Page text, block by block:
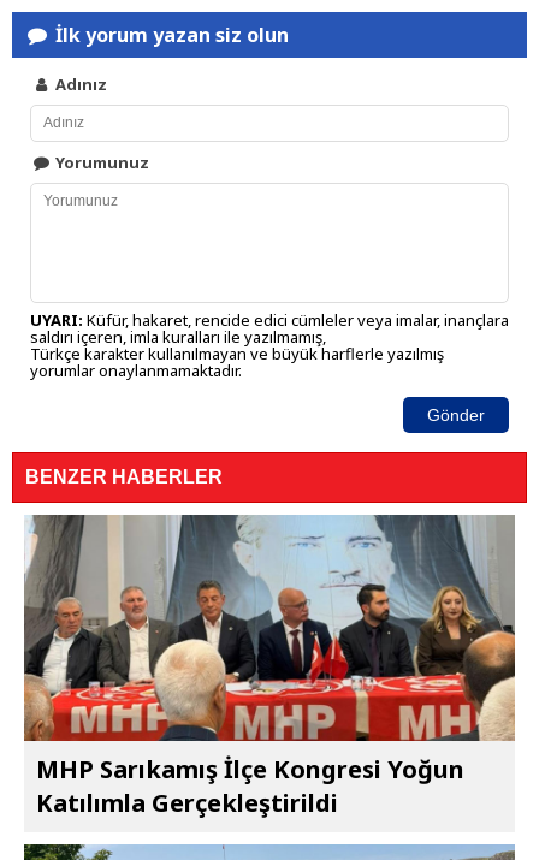
İlk yorum yazan siz olun
Adınız
Yorumunuz
UYARI: Küfür, hakaret, rencide edici cümleler veya imalar, inançlara
saldırı içeren, imla kuralları ile yazılmamış,
Türkçe karakter kullanılmayan ve büyük harflerle yazılmış
yorumlar onaylanmamaktadır.
Gönder
BENZER HABERLER
MHP Sarıkamış İlçe Kongresi Yoğun
Katılımla Gerçekleştirildi